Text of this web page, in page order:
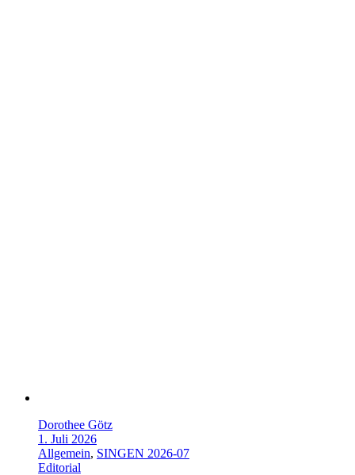
Dorothee Götz
1. Juli 2026
Allgemein, SINGEN 2026-07
Editorial